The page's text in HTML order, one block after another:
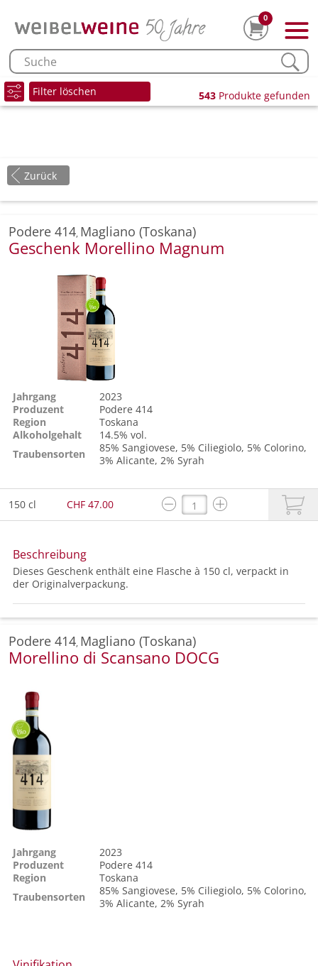
0
Filter löschen 543 Produkte gefunden
Zurück
Podere 414, Magliano (Toskana)
Geschenk Morellino Magnum
Jahrgang
2023
Produzent
Podere 414
Region
Toskana
Alkoholgehalt
14.5% vol.
Traubensorten
85% Sangiovese, 5% Ciliegiolo, 5% Colorino,
3% Alicante, 2% Syrah
150 cl CHF 47.00
Beschreibung
Dieses Geschenk enthält eine Flasche à 150 cl, verpackt in
der Originalverpackung.
Podere 414, Magliano (Toskana)
Morellino di Scansano DOCG
Jahrgang
2023
Produzent
Podere 414
Region
Toskana
Traubensorten
85% Sangiovese, 5% Ciliegiolo, 5% Colorino,
3% Alicante, 2% Syrah